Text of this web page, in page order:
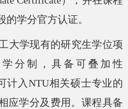
学分官方认证。
大学现有的研究生学位项
分制，具备可叠加性
计入NTU相关硕士专业的
应学分及费用。课程具备